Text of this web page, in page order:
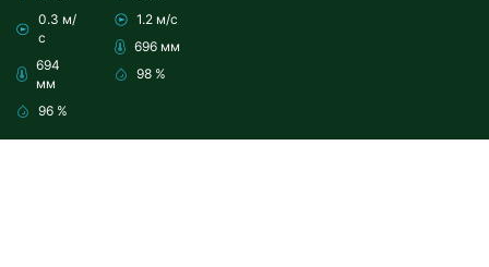
0.3 м/
с
694
мм
96 %
1.2 м/с
696 мм
98 %